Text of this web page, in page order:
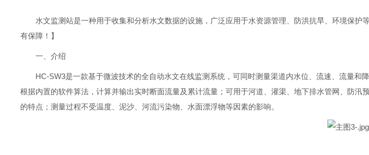
水文监测站是一种用于收集和分析水文数据的设施，广泛应用于水资源管理、防洪抗旱、环境保护等
有保障！】
一、介绍
HC-SW3是一款基于微波技术的全自动水文在线监测系统，可同时测量渠道内水位、流速、流量
根据内置的软件算法，计算并输出实时断面流量及累计流量；可用于河道、灌渠、地下排水管网、防
的特点；测量过程不受温度、泥沙、河流污染物、水面漂浮物等因素的影响。